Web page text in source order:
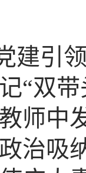
引领
“双
师中
治吸